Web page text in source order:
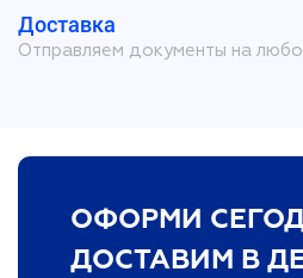
Доставка
Отправляем документы на
ОФОРМИ
ДОСТАВИМ В